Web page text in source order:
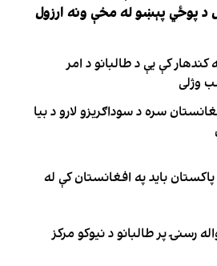
د ۲۰۲۱ کال د پوځي پېښو له مخې ونه ارزول
کې یې د طالبانو د امر
وژلی
سره د سوداګریزو لارو د بیا
بايد په افغانستان کې له
رسنۍ پر طالبانو د نیوکو مرکز